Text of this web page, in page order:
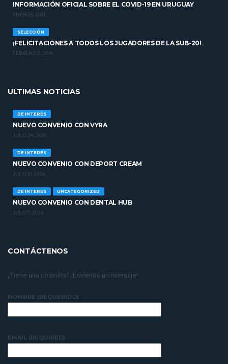
INFORMACIÓN OFICIAL SOBRE EL COVID-19 EN URUGUAY
ENERO 6, 2021
SELECCIÓN
¡FELICITACIONES A TODOS LOS JUGADORES DE LA SUB-20!
FEBRERO 21, 2019
ULTIMAS NOTICIAS
DE INTERÉS
NUEVO CONVENIO CON VYRA
JULIO 24, 2026
DE INTERÉS
NUEVO CONVENIO CON DEPORT CREAM
JULIO 10, 2026
DE INTERÉS UNCATEGORIZED
NUEVO CONVENIO CON DENTAL HUB
JULIO 7, 2026
CONTÁCTENOS
¿Tiene una consulta? ¡Envíenos un mensaje!
NOMBRE (REQUERIDO)
EMAIL (REQUIRED)